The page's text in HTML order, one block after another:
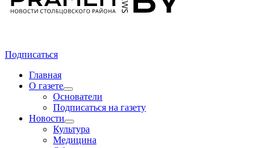
Подписаться
Главная
О газете
Основатели
Подписаться на газету
Новости
Культура
Медицина